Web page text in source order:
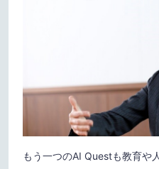
もう一つのAI Questも教育や